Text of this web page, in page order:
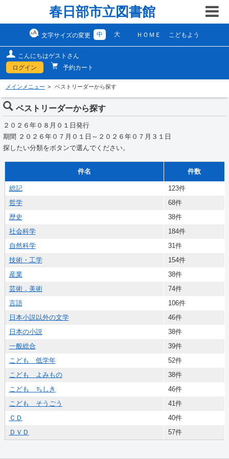
春日部市立図書館
文字サイズの変更 中 大 ＨＯＭＥ こどもよう
こんにちはゲストさん
ログイン
予約カート
メインメニュー ベストリーダーから探す
ベストリーダーから探す
２０２６年０８月０１日発行
期間 ２０２６年０７月０１日～２０２６年０７月３１日
探したい分類をボタンで選んでください。
件名 件数
総記
123件
哲学
68件
歴史
38件
社会科学
184件
自然科学
31件
技術・工学
154件
産業
38件
芸術．美術
74件
言語
106件
日本小説以外の文学
46件
日本の小説
38件
一般総合
39件
こども 低学年
52件
こども よみもの
38件
こども ちしき
46件
こども そうごう
41件
ＣＤ
40件
ＤＶＤ
57件